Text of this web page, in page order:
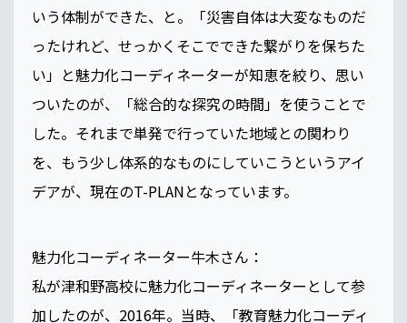
いう体制ができた、と。「災害自体は大変なものだ
ったけれど、せっかくそこでできた繋がりを保ちた
い」と魅力化コーディネーターが知恵を絞り、思い
ついたのが、「総合的な探究の時間」を使うことで
した。それまで単発で行っていた地域との関わり
を、もう少し体系的なものにしていこうというアイ
デアが、現在のT-PLANとなっています。
魅力化コーディネーター牛木さん：
私が津和野高校に魅力化コーディネーターとして参
加したのが、2016年。当時、「教育魅力化コーディ